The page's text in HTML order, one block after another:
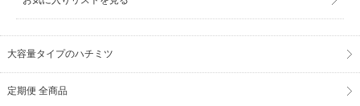
大容量タイプのハチミツ
定期便 全商品